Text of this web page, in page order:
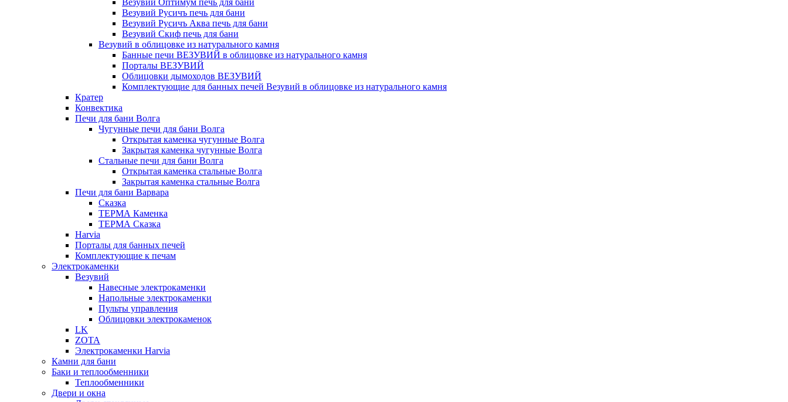
Везувий Оптимум печь для бани
Везувий Русичъ печь для бани
Везувий Русичъ Аква печь для бани
Везувий Скиф печь для бани
Везувий в облицовке из натурального камня
Банные печи ВЕЗУВИЙ в облицовке из натурального камня
Порталы ВЕЗУВИЙ
Облицовки дымоходов ВЕЗУВИЙ
Комплектующие для банных печей Везувий в облицовке из натурального камня
Кратер
Конвектика
Печи для бани Волга
Чугунные печи для бани Волга
Открытая каменка чугунные Волга
Закрытая каменка чугунные Волга
Стальные печи для бани Волга
Открытая каменка стальные Волга
Закрытая каменка стальные Волга
Печи для бани Варвара
Сказка
ТЕРМА Каменка
ТЕРМА Сказка
Harvia
Порталы для банных печей
Комплектующие к печам
Электрокаменки
Везувий
Навесные электрокаменки
Напольные электрокаменки
Пульты управления
Облицовки электрокаменок
LK
ZOTA
Электрокаменки Harvia
Камни для бани
Баки и теплообменники
Теплообменники
Двери и окна